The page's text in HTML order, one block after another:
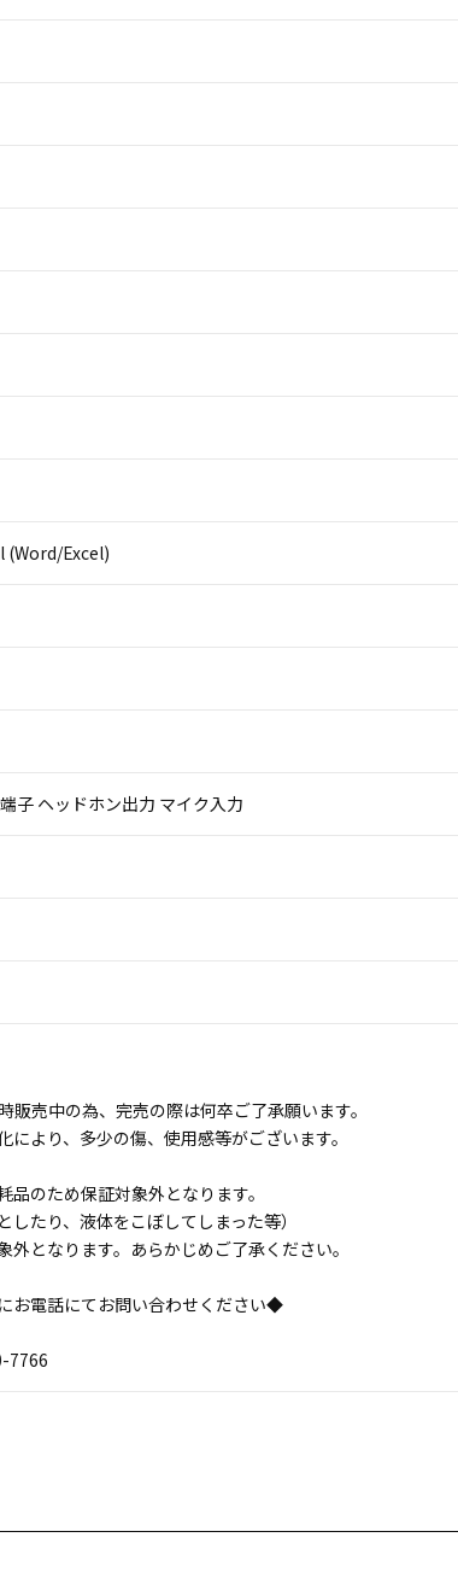
(Word/Excel)
子 ヘッドホン出力 マイク入力
売中の為、完売の際は何卒ご了承願います。
より、多少の傷、使用感等がございます。
のため保証対象外となります。
たり、液体をこぼしてしまった等）
となります。あらかじめご了承ください。
お電話にてお問い合わせください◆
7766